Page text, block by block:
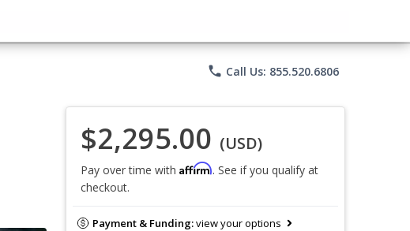
phone Call Us: 855.520.6806
$2,295.00 (USD)
Pay over time with Affirm. See if you qualify at
checkout.
Payment & Funding:view your options